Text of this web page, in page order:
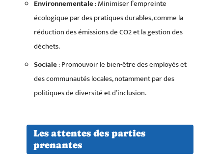
Environnementale: Minimiser l’empreinte
écologique par des pratiques durables, comme la
réduction des émissions de CO2 et la gestion des
déchets.
Sociale: Promouvoir le bien-être des employés et
des communautés locales, notamment par des
politiques de diversité et d’inclusion.
Les attentes des parties
prenantes